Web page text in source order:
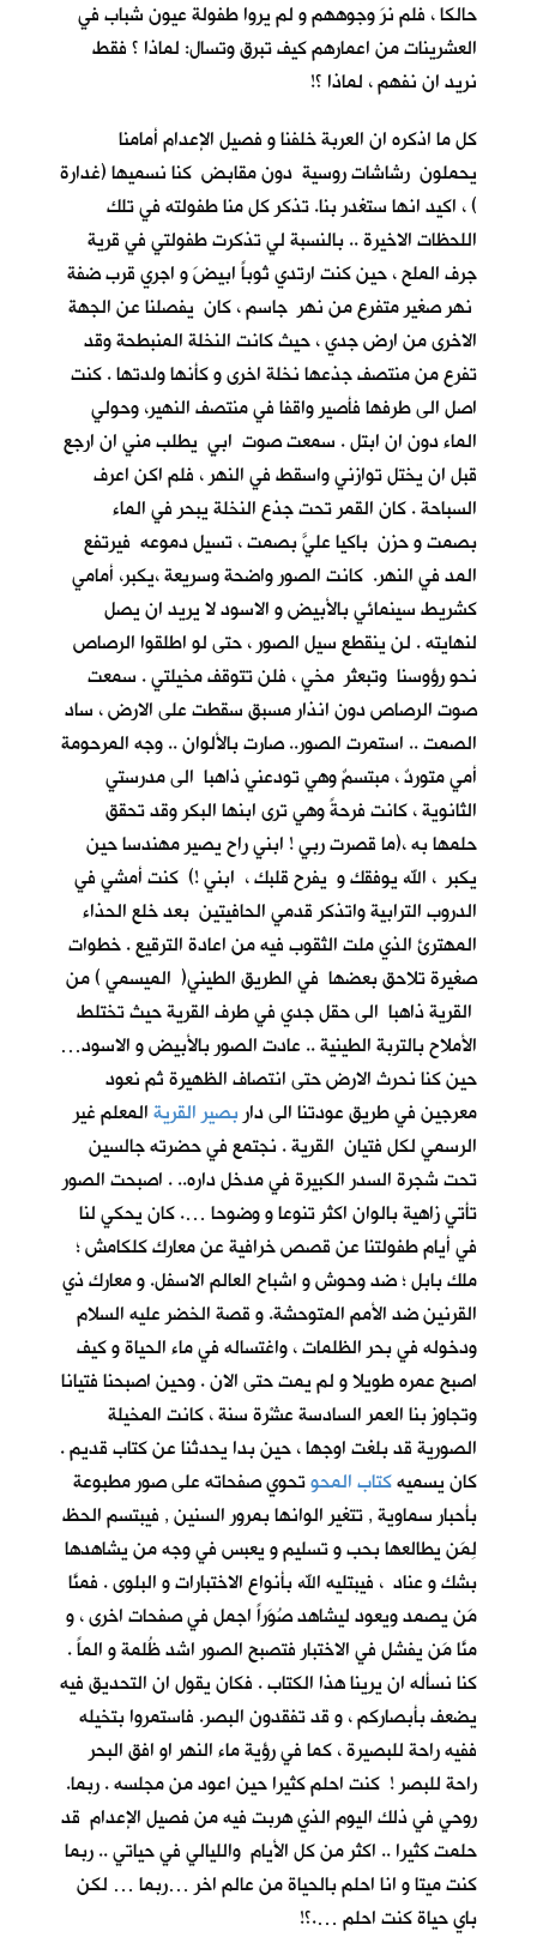
حالكا ، فلم نرَ وجوههم و لم يروا طفولة عيون شباب في
العشرينات من اعمارهم كيف تبرق وتسال: لماذا ؟ فقط
نريد ان نفهم ، لماذا ؟!
كل ما اذكره ان العربة خلفنا و فصيل الإعدام أمامنا
يحملون رشاشات روسية دون مقابض كنا نسميها (غدارة
) ، اكيد انها ستغدر بنا. تذكر كل منا طفولته في تلك
اللحظات الاخيرة .. بالنسبة لي تذكرت طفولتي في قرية
جرف الملح، حين كنت ارتدي ثوباً ابيضَ و اجري قرب ضفة
نهر صغير متفرع من نهر جاسم ، كان يفصلنا عن الجهة
الاخرى من ارض جدي ، حيث كانت النخلة المنبطحة وقد
تفرع من منتصف جذعها نخلة اخرى و كأنها ولدتها . كنت
اصل الى طرفها فأصير واقفا في منتصف النهير، وحولي
الماء دون ان ابتل . سمعت صوت ابي يطلب مني ان ارجع
قبل ان يختل توازني واسقط في النهر ، فلم اكن اعرف
السباحة . كان القمر تحت جذع النخلة يبحر في الماء
بصمت و حزن باكيا عليَّ بصمت ، تسيل دموعه فيرتفع
المد في النهر. كانت الصور واضحة وسريعة ،يكبر، أمامي
كشريط سينمائي بالأبيض و الاسود لا يريد ان يصل
لنهايته . لن ينقطع سيل الصور ، حتى لو اطلقوا الرصاص
نحو رؤوسنا وتبعثر مخي ، فلن تتوقف مخيلتي . سمعت
صوت الرصاص دون انذار مسبق سقطت على الارض ، ساد
الصمت .. استمرت الصور.. صارت بالألوان .. وجه المرحومة
أمي متوردٌ ، مبتسمٌ وهي تودعني ذاهبا الى مدرستي
الثانوية ، كانت فرحةً وهي ترى ابنها البكر وقد تحقق
حلمها به ،(ما قصرت ربي ! ابني راح يصير مهندسا حين
يكبر ، الله يوفقك و يفرح قلبك ، ابني !) كنت أمشي في
الدروب الترابية واتذكر قدمي الحافيتين بعد خلع الحذاء
المهترئ الذي ملت الثقوب فيه من اعادة الترقيع . خطوات
صغيرة تلاحق بعضها في الطريق الطيني( الميسمي ) من
القرية ذاهبا الى حقل جدي في طرف القرية حيث تختلط
الأملاح بالتربة الطينية .. عادت الصور بالأبيض و الاسود…
حين كنا نحرث الارض حتى انتصاف الظهيرة ثم نعود
معرجين في طريق عودتنا الى داربصير القريةالمعلم غير
الرسمي لكل فتيان القرية . نجتمع في حضرته جالسين
تحت شجرة السدر الكبيرة في مدخل داره.. . اصبحت الصور
تأتي زاهية بالوان اكثر تنوعا و وضوحا …. كان يحكي لنا
في أيام طفولتنا عن قصص خرافية عن معارك كلكامش ؛
ملك بابل ؛ ضد وحوش و اشباح العالم الاسفل. و معارك ذي
القرنين ضد الأمم المتوحشة. و قصة الخضر عليه السلام
ودخوله في بحر الظلمات ، واغتساله في ماء الحياة و كيف
اصبح عمره طويلا و لم يمت حتى الان . وحين اصبحنا فتيانا
وتجاوز بنا العمر السادسة عشْرة سنة ، كانت المخيلة
الصورية قد بلغت اوجها ، حين بدا يحدثنا عن كتاب قديم .
كان يسميهكتاب المحوتحوي صفحاته على صور مطبوعة
بأحبار سماوية , تتغير الوانها بمرور السنين , فيبتسم الحظ
لِمَن يطالعها بحب و تسليم و يعبس في وجه من يشاهدها
بشك و عناد ، فيبتليه الله بأنواع الاختبارات و البلوى . فمنَّا
مَن يصمد ويعود ليشاهد صُوَراً اجمل في صفحات اخرى ، و
منَّا مَن يفشل في الاختبار فتصبح الصور اشد ظُلمة و الماً .
كنا نسأله ان يرينا هذا الكتاب . فكان يقول ان التحديق فيه
يضعف بأبصاركم ، و قد تفقدون البصر. فاستمروا بتخيله
ففيه راحة للبصيرة ، كما في رؤية ماء النهر او افق البحر
راحة للبصر ! كنت احلم كثيرا حين اعود من مجلسه . ربما.
روحي في ذلك اليوم الذي هربت فيه من فصيل الإعدام قد
حلمت كثيرا .. اكثر من كل الأيام والليالي في حياتي .. ربما
كنت ميتا و انا احلم بالحياة من عالم اخر …ربما … لكن
باي حياة كنت احلم ….؟!